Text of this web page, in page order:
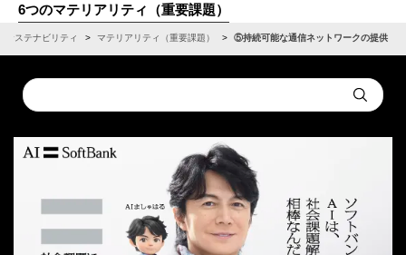
6つのマテリアリティ（重要課題）
サステナビリティ マテリアリティ（重要課題） ⑤持続可能な通信ネットワークの提供
Conduct
a
Submit